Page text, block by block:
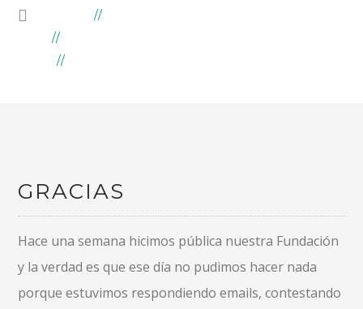
GRACIAS
Hace una semana hicimos pública nuestra Fundación
y la verdad es que ese día no pudimos hacer nada
porque estuvimos respondiendo emails, contestando